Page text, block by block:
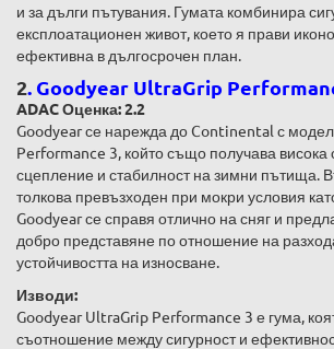
и за дълги пътувания. Гумата комбинира
експлоатационен живот, което я прави
ефективна в дългосрочен план.
2. Goodyear UltraGrip
ADAC Оценка: 2.2
Goodyear се нарежда до Continental с
Performance 3, който също получава висока
сцепление и стабилност на зимни пътища.
толкова превъзходен при мокри условия
Goodyear се справя отлично на сняг и
добро представяне по отношение на
устойчивостта на износване.
Изводи:
Goodyear UltraGrip Performance 3 е гума,
съотношение между сигурност и